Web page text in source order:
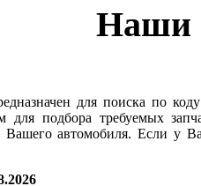
Наши
для поиска по
для подбора требуемых
Вашего автомобиля. Если у